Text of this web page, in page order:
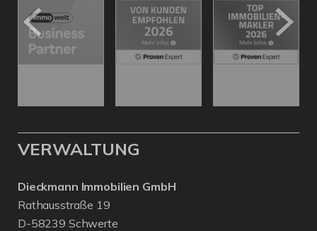
VERWALTUNG
Dieckmann Immobilien GmbH
Rathausstraße 19
D-58239 Schwerte